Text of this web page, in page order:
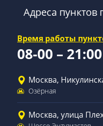
Адреса
Время работы
08-00 – 21:00
Москва,
Озёрная
Москва, улица